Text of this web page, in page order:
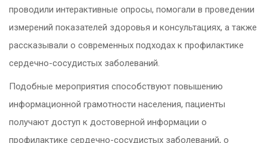
проводили интерактивные опросы, помогали в проведении
измерений показателей здоровья и консультациях, а также
рассказывали о современных подходах к профилактике
сердечно-сосудистых заболеваний.
Подобные мероприятия способствуют повышению
информационной грамотности населения, пациенты
получают доступ к достоверной информации о
профилактике сердечно-сосудистых заболеваний, о